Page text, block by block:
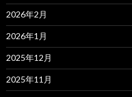
2026年2月
2026年1月
2025年12月
2025年11月